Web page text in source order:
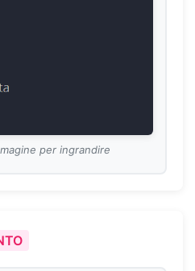
per ingrandire